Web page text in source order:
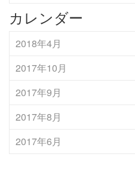
カレンダー
2018年4月
2017年10月
2017年9月
2017年8月
2017年6月